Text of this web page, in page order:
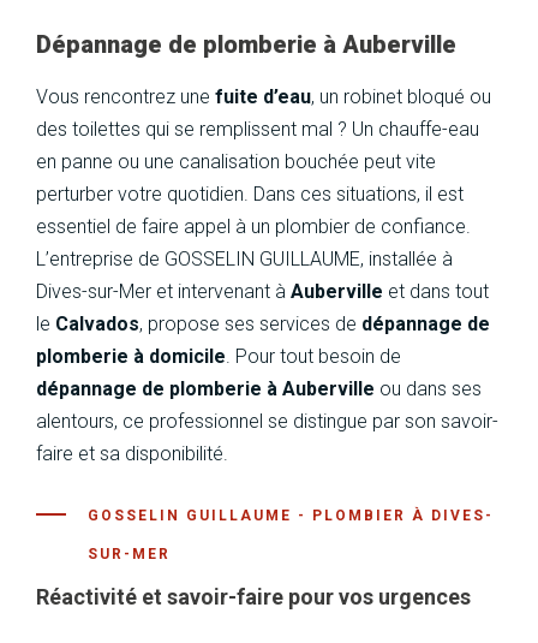
Dépannage de plomberie à Auberville
Vous rencontrez une fuite d’eau, un robinet bloqué ou
des toilettes qui se remplissent mal ? Un chauffe-eau
en panne ou une canalisation bouchée peut vite
perturber votre quotidien. Dans ces situations, il est
essentiel de faire appel à un plombier de confiance.
L’entreprise de GOSSELIN GUILLAUME, installée à
Dives-sur-Mer et intervenant à Auberville et dans tout
le Calvados, propose ses services de dépannage de
plomberie à domicile. Pour tout besoin de
dépannage de plomberie à Auberville ou dans ses
alentours, ce professionnel se distingue par son savoir-
faire et sa disponibilité.
Réactivité et savoir-faire pour vos urgences